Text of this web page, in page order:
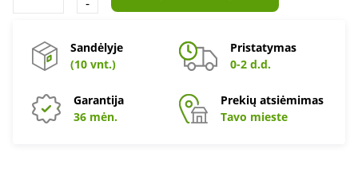
Sandėlyje
(10 vnt.)
Pristatymas
0-2 d.d.
Garantija
36 mėn.
Prekių atsiėmimas
Tavo mieste